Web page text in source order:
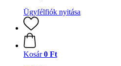
Ügyfélfiók nyitása
Kosár 0 Ft